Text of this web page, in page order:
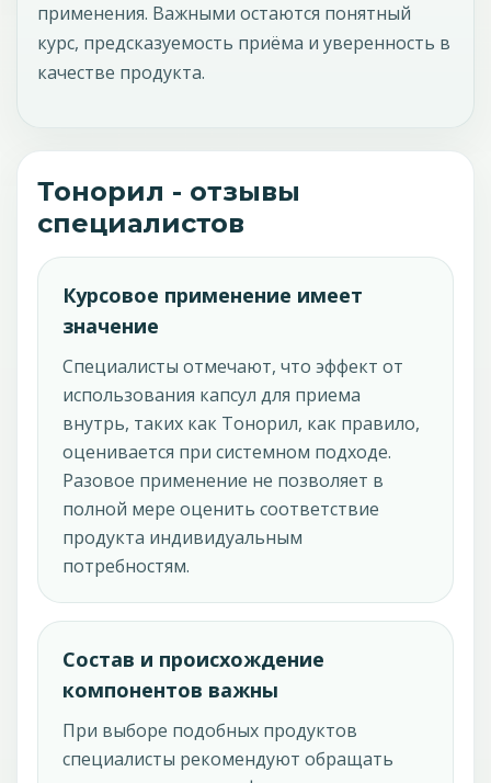
применения. Важными остаются понятный
курс, предсказуемость приёма и уверенность в
качестве продукта.
Тонорил - отзывы
специалистов
Курсовое применение имеет
значение
Специалисты отмечают, что эффект от
использования капсул для приема
внутрь, таких как Тонорил, как правило,
оценивается при системном подходе.
Разовое применение не позволяет в
полной мере оценить соответствие
продукта индивидуальным
потребностям.
Состав и происхождение
компонентов важны
При выборе подобных продуктов
специалисты рекомендуют обращать